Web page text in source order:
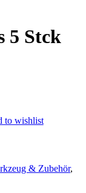
5 Stck
to wishlist
& Zubehör,